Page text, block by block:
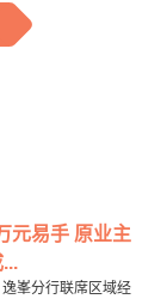
元易手 原业主
峯分行联席区域经